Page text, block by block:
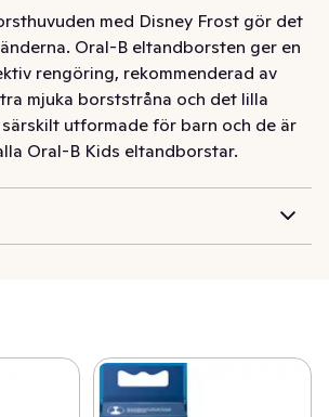
med Disney Frost gör det
Oral-B eltandborsten ger en
rengöring, rekommenderad av
mjuka borststråna och det lilla
utformade för barn och de är
Oral-B Kids eltandborstar.
med Frost motiv gör det
Oral-B eltandborsten ger en